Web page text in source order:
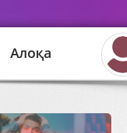
Алоқа